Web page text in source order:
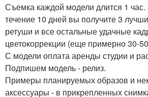
Съемка каждой модели длится 1 час.
течение 10 дней вы получите 3
ретуши и все остальные удачные
цветокоррекции (еще примерно 30-
С модели оплата аренды студии и
Подпишем модель - релиз.
Примеры планируемых образов и
аксессуары - в прикрепленных